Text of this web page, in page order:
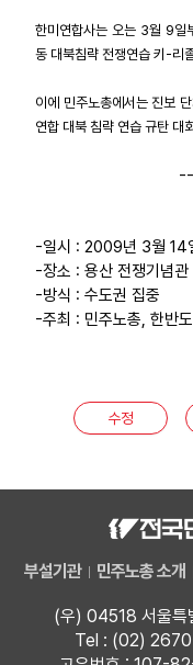
한미연합사는 오는 3월 9일
동 대북침략 전쟁연습 키-리
이에 민주노총에서는 진보
연합 대북 침략 연습 규탄 대
-일시 : 2009년 3월 14
-장소 : 용산 전쟁기념
-방식 : 수도권 집중
-주최 : 민주노총, 한반
수정
부설기관 민주노총 소개
(우) 04518 서울특
Tel : (02)
노동상담
자료